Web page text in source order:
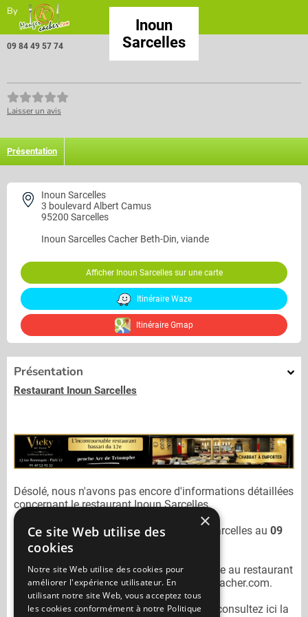
By
Inoun
Sarcelles
09 84 49 57 74
Laisser un avis
Présentation
Inoun Sarcelles
3 boulevard Albert Camus
95200 Sarcelles
Inoun SarcellesCacher Beth-Din, viande
Afficher Inoun Sarcelles sur une carte
Itinéraire Waze
Itinéraire Gmap
Présentation
Restaurant Inoun Sarcelles
Désolé, nous n'avons pas encore d'informations détaillées
concernant le restaurant Inoun Sarcelles.
Vous pouvez joindre le restaurant
Inoun Sarcelles au 09
84 49 57 74
N'oubliez pas de préciser lors de votre sortie au restaurant
Inoun Sarcellesqu'il n'est pas sur Mangercacher.com.
Pour consulter un autre restaurant cacher
consultez ici la
×
Ce site Web utilise des
cookies
Notre site Web utilise des cookies pour
améliorer l'expérience utilisateur. En
utilisant notre site Web, vous acceptez tous
les cookies conformément à notre Politique